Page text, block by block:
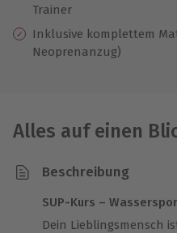
Trainer
Inklusive komplettem
Neoprenanzug)
Alles auf einen
Beschreibung
SUP-Kurs –
Dein Lieblingsmensch